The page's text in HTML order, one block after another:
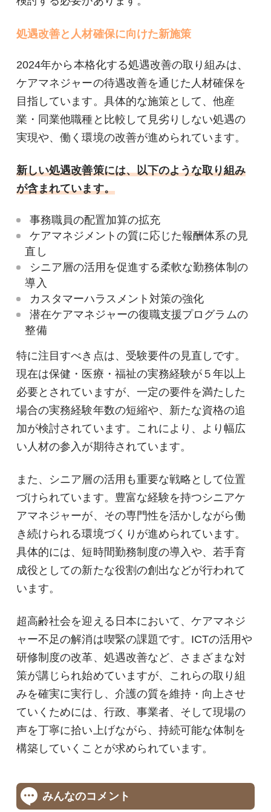
処遇改善と人材確保に向けた新施策
2024年から本格化する処遇改善の取り組みは、
ケアマネジャーの待遇改善を通じた人材確保を
目指しています。具体的な施策として、他産
業・同業他職種と比較して見劣りしない処遇の
実現や、働く環境の改善が進められています。
新しい処遇改善策には、以下のような取り組み
が含まれています。
事務職員の配置加算の拡充
ケアマネジメントの質に応じた報酬体系の見
直し
シニア層の活用を促進する柔軟な勤務体制の
導入
カスタマーハラスメント対策の強化
潜在ケアマネジャーの復職支援プログラムの
整備
特に注目すべき点は、受験要件の見直しです。
現在は保健・医療・福祉の実務経験が５年以上
必要とされていますが、一定の要件を満たした
場合の実務経験年数の短縮や、新たな資格の追
加が検討されています。これにより、より幅広
い人材の参入が期待されています。
また、シニア層の活用も重要な戦略として位置
づけられています。豊富な経験を持つシニアケ
アマネジャーが、その専門性を活かしながら働
き続けられる環境づくりが進められています。
具体的には、短時間勤務制度の導入や、若手育
成役としての新たな役割の創出などが行われて
います。
超高齢社会を迎える日本において、ケアマネジ
ャー不足の解消は喫緊の課題です。ICTの活用や
研修制度の改革、処遇改善など、さまざまな対
策が講じられ始めていますが、これらの取り組
みを確実に実行し、介護の質を維持・向上させ
ていくためには、行政、事業者、そして現場の
声を丁寧に拾い上げながら、持続可能な体制を
構築していくことが求められています。
みんなのコメント